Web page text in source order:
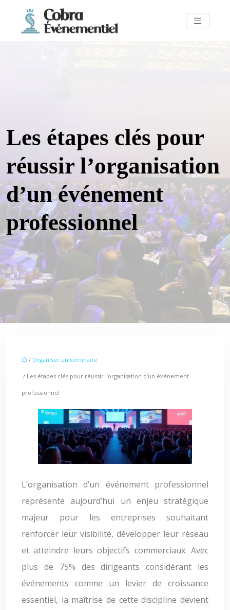
Les étapes clés pour
réussir l’organisation
d’un événement
professionnel
/ Organiser un séminaire
/ Les étapes clés pour réussir l’organisation d’un événement
professionnel
L’organisation d’un événement professionnel
représente aujourd’hui un enjeu stratégique
majeur pour les entreprises souhaitant
renforcer leur visibilité, développer leur réseau
et atteindre leurs objectifs commerciaux. Avec
plus de 75% des dirigeants considérant les
événements comme un levier de croissance
essentiel, la maîtrise de cette discipline devient